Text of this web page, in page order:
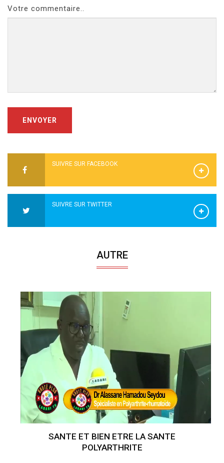
Votre commentaire..
ENVOYER
SUIVRE SUR FACEBOOK
SUIVRE SUR TWITTER
AUTRE
SANTE ET BIEN ETRE LA SANTE
POLYARTHRITE